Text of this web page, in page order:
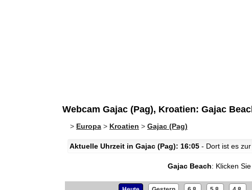
Webcam Gajac (Pag), Kroatien: Gajac
> Europa > Kroatien > Gajac (Pag)
Aktuelle Uhrzeit in Gajac (Pag): 16:05 - Dort ist es
Gajac Beach: Klicken